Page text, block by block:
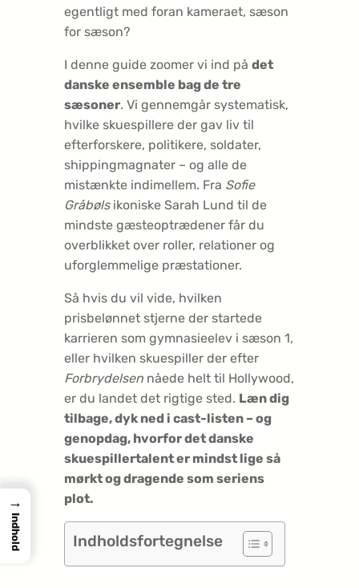
egentligt med foran kameraet, sæson
for sæson?
I denne guide zoomer vi ind på det
danske ensemble bag de tre
sæsoner. Vi gennemgår systematisk,
hvilke skuespillere der gav liv til
efterforskere, politikere, soldater,
shippingmagnater – og alle de
mistænkte indimellem. Fra Sofie
Gråbølsikoniske Sarah Lund til de
mindste gæsteoptrædener får du
overblikket over roller, relationer og
uforglemmelige præstationer.
Så hvis du vil vide, hvilken
prisbelønnet stjerne der startede
karrieren som gymnasieelev i sæson 1,
eller hvilken skuespiller der efter
Forbrydelsen nåede helt til Hollywood,
er du landet det rigtige sted. Læn dig
tilbage, dyk ned i cast-listen – og
genopdag, hvorfor det danske
skuespillertalent er mindst lige så
mørkt og dragende som seriens
plot.
Indholdsfortegnelse
→
Indhold